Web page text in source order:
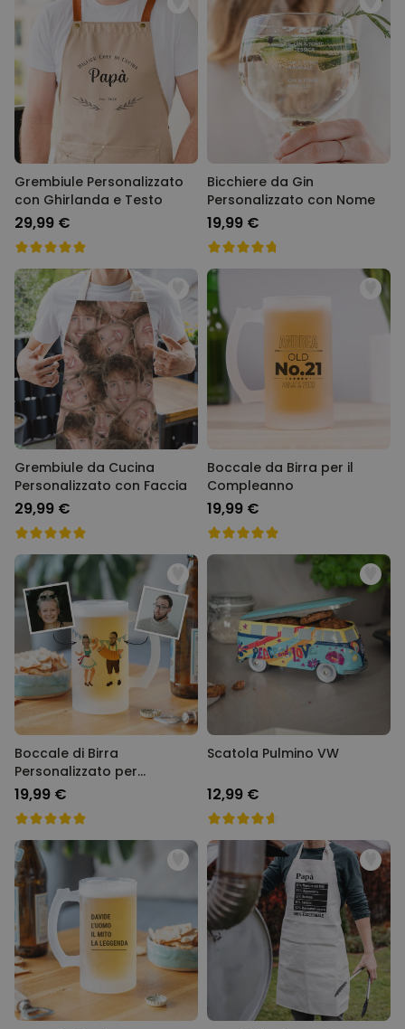
Grembiule Personalizzato
con Ghirlanda e Testo
29,99 €
Bicchiere da Gin
Personalizzato con Nome
19,99 €
Grembiule da Cucina
Personalizzato con Faccia
29,99 €
Boccale da Birra per il
Compleanno
19,99 €
Boccale di Birra
Personalizzato per
l'Oktoberfest
19,99 €
Scatola Pulmino VW
12,99 €